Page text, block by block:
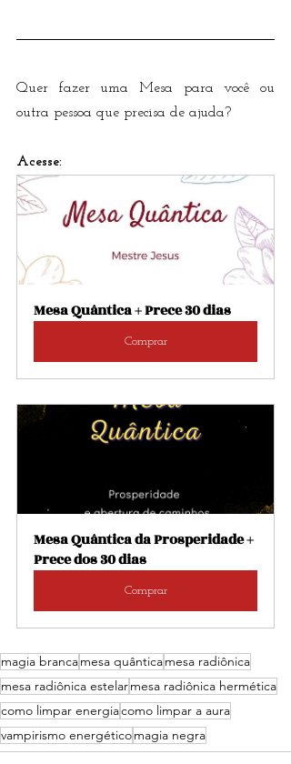
Quer fazer uma Mesa para você ou
outra pessoa que precisa de ajuda?
Acesse:
Mesa Quântica + Prece 30 dias
Comprar
Mesa Quântica da Prosperidade +
Prece dos 30 dias
Comprar
magia brancamesa quânticamesa radiônica
mesa radiônica estelarmesa radiônica hermética
como limpar energiacomo limpar a aura
vampirismo energéticomagia negra